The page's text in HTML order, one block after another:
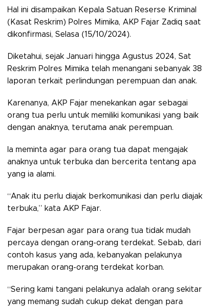
Hal ini disampaikan Kepala Satuan Reserse Kriminal
(Kasat Reskrim) Polres Mimika, AKP Fajar Zadiq saat
dikonfirmasi, Selasa (15/10/2024).
Diketahui, sejak Januari hingga Agustus 2024, Sat
Reskrim Polres Mimika telah menangani sebanyak 38
laporan terkait perlindungan perempuan dan anak.
Karenanya, AKP Fajar menekankan agar sebagai
orang tua perlu untuk memiliki komunikasi yang baik
dengan anaknya, terutama anak perempuan.
Ia meminta agar para orang tua dapat mengajak
anaknya untuk terbuka dan bercerita tentang apa
yang ia alami.
“Anak itu perlu diajak berkomunikasi dan perlu diajak
terbuka,” kata AKP Fajar.
Fajar berpesan agar para orang tua tidak mudah
percaya dengan orang-orang terdekat. Sebab, dari
contoh kasus yang ada, kebanyakan pelakunya
merupakan orang-orang terdekat korban.
“Sering kami tangani pelakunya adalah orang sekitar
yang memang sudah cukup dekat dengan para